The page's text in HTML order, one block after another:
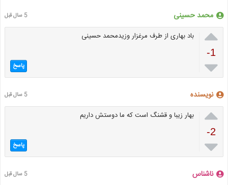
محمد حسینی 5 سال قبل

-1

باد بهاری از طرف مرغزار وزیدمحمد حسینی
پاسخ
نویسنده 5 سال قبل

-2

بهار زیبا و قشنگ است که ما دوستش داریم
پاسخ
ناشناس 5 سال قبل